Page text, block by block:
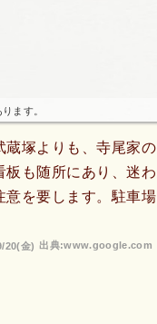
ます。
蔵塚よりも、寺尾家の
板も随所にあり、迷わ
意を要します。駐車場
出典:www.google.com
20(金)